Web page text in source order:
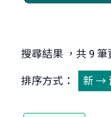
搜尋結果 ，共 9 筆
排序方式： 新 →